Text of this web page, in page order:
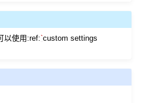
以使用:ref:`custom settings